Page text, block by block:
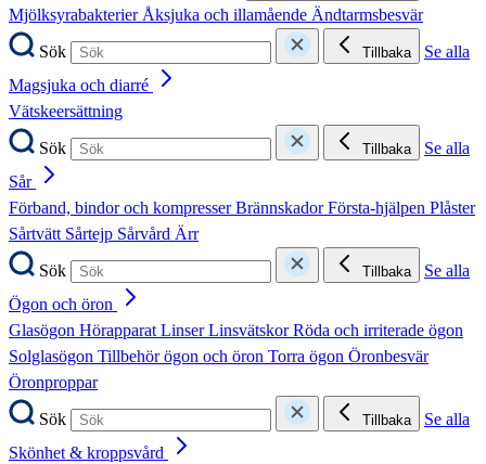
MjölksyrabakterierÅksjuka och illamående Ändtarmsbesvär
Sök
Tillbaka
Se alla
Magsjuka och diarré
Vätskeersättning
Sök
Tillbaka
Se alla
Sår
Förband, bindor och kompresserBrännskadorFörsta-hjälpen Plåster
Sårtvätt Sårtejp Sårvård Ärr
Sök
Tillbaka
Se alla
Ögon och öron
Glasögon HörapparatLinserLinsvätskorRöda och irriterade ögon
Solglasögon Tillbehör ögon och öron Torra ögon Öronbesvär
Öronproppar
Sök
Tillbaka
Se alla
Skönhet & kroppsvård